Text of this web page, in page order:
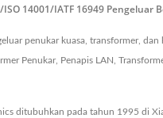
14001/IATF 16949 Pengeluar
penukar kuasa, transformer,
Penukar, Penapis LAN,
ditubuhkan pada tahun 1995 di